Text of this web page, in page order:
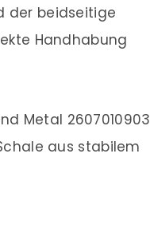
der beidseitige
Handhabung
Metal 2607010903
aus stabilem